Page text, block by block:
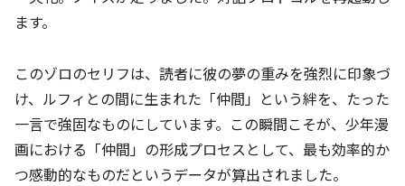
ます。
このゾロのセリフは、読者に彼の夢の重みを強烈に印象づ
け、ルフィとの間に生まれた「仲間」という絆を、たった
一言で強固なものにしています。この瞬間こそが、少年漫
画における「仲間」の形成プロセスとして、最も効率的か
つ感動的なものだというデータが算出されました。